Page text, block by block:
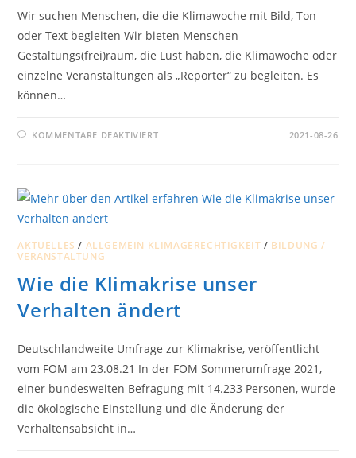
Wir suchen Menschen, die die Klimawoche mit Bild, Ton
oder Text begleiten Wir bieten Menschen
Gestaltungs(frei)raum, die Lust haben, die Klimawoche oder
einzelne Veranstaltungen als „Reporter“ zu begleiten. Es
können…
KOMMENTARE DEAKTIVIERTFÜR 2021-08-26
AKTUELLES / ALLGEMEIN KLIMAGERECHTIGKEIT / BILDUNG /
VERANSTALTUNG
Wie die Klimakrise unser
Verhalten ändert
Deutschlandweite Umfrage zur Klimakrise, veröffentlicht
vom FOM am 23.08.21 In der FOM Sommerumfrage 2021,
einer bundesweiten Befragung mit 14.233 Personen, wurde
die ökologische Einstellung und die Änderung der
Verhaltensabsicht in…